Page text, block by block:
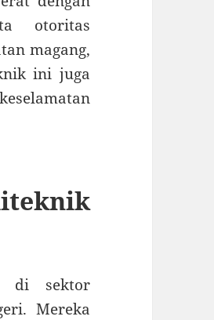
otoritas
magang,
ini juga
di sektor
Mereka